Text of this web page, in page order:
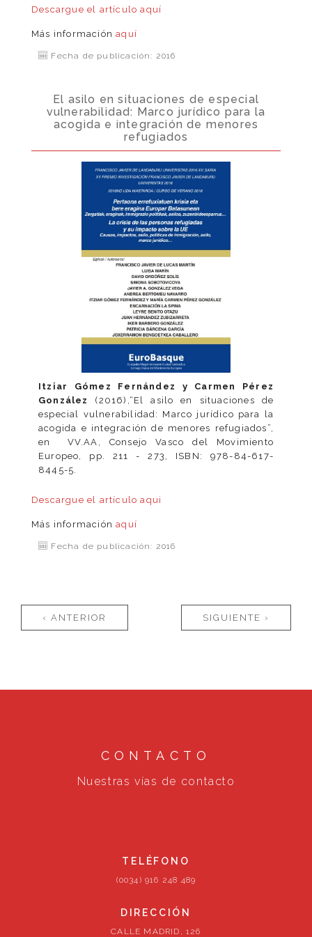
Descargue el artículoaquí
Más informaciónaquí
Fecha de publicación: 2016
El asilo en situaciones de especial
vulnerabilidad: Marco jurídico para la
acogida e integración de menores
refugiados
Itziar Gómez Fernández y Carmen Pérez
González (2016),“El asilo en situaciones de
especial vulnerabilidad: Marco jurídico para la
acogida e integración de menores refugiados”,
en VV.AA, Consejo Vasco del Movimiento
Europeo, pp. 211 - 273, ISBN: 978-84-617-
8445-5.
Descargue el artículoaqui
Más informaciónaquí
Fecha de publicación: 2016
Páginas
‹ ANTERIOR SIGUIENTE ›
CONTACTO
Nuestras vías de contacto
TELÉFONO
(0034) 916 248 489
DIRECCIÓN
CALLE MADRID, 126